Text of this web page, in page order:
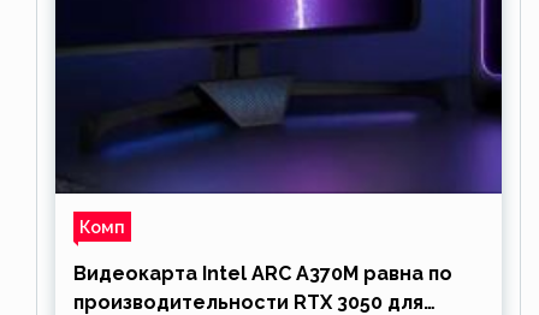
Комп
Видеокарта Intel ARC A370M равна по
производительности RTX 3050 для